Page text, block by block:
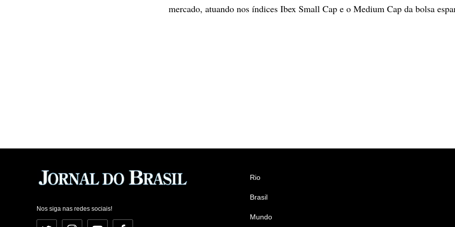
mercado, atuando nos índices Ibex Small Cap e o Medium Cap da bolsa
Nos siga nas redes sociais!
Rio
Brasil
Mundo